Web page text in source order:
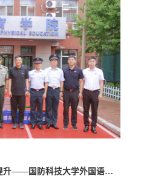
，...
校际交流促共建 互学互鉴共提升——国防科技大学外国语学院军政与基础教学系莅临我院调研交流